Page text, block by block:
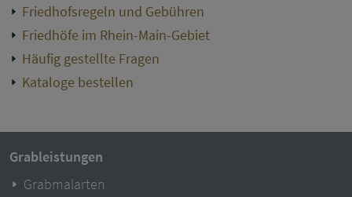
Friedhofsregeln und Gebühren
Friedhöfe im Rhein-Main-Gebiet
Häufig gestellte Fragen
Kataloge bestellen
Grableistungen
Grabmalarten